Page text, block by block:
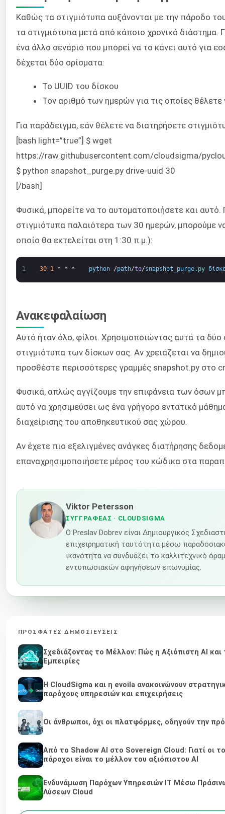
Καθώς τα στιγμιότυπα αυξάνονται με την πάροδο
τα στιγμιότυπα μετά από κάποιο χρονικό διάστημα.
ένα άλλο σενάριο που μπορεί να το κάνει αυτό για
δέχεται δύο ορίσματα:
Το UUID του δίσκου
Τον αριθμό των ημερών για τις οποίες
Για παράδειγμα, εάν θέλετε να διατηρήσετε
[bash light=”true”] $ wget
https://raw.githubusercontent.com/cloudsigma/
$ python snapshot_purge.py drive-uuid 30
[/bash]
Φυσικά, μπορείτε να το αυτοματοποιήσετε και
στιγμιότυπα παλαιότερα των 30 ημερών, μπορούμε
οποίο θα εκτελείται στη 1:30 π.μ.):
1 30 1 * * * python /path/to/snapshot_purge. py
Ανακεφαλαίωση
Αυτό ήταν όλο, φίλοι. Χρησιμοποιώντας αυτά τα
στιγμιότυπα των δίσκων σας. Αν χρειάζεται να
προσθέστε περισσότερες γραμμές snapshot.py στο
Φυσικά, απλώς αγγίζουμε την επιφάνεια των όσων
αυτό να χρησιμεύσει ως ένα γρήγορο εντατικό
διαχείρισης του αποθηκευτικού σας χώρου.
Αν έχετε πιο εξελιγμένες ανάγκες διατήρησης
επαναχρησιμοποιήσετε μέρος του κώδικα στα
Viktor Petersson
ΣΥΓΓΡΑΦΈΑΣ · CLOUDSIGMA
Ο Preslav Dobrev είναι Δημιουργικός
επιχειρηματική ταυτότητα μέσω
ικανότητα να συνδυάζει το καλλιτεχνικό
εντυπωσιακών αφηγήσεων επωνυμίας.
ΠΡΌΣΦΑΤΕΣ ΔΗΜΟΣΙΕΎΣΕΙΣ
Σχεδιάζοντας το Μέλλον: Πώς η Αξιόπιστη AI
Εμπειρίες
Η CloudSigma και η evoila ανακοινώνουν
παρόχους υπηρεσιών και επιχειρήσεις
Οι άνθρωποι, όχι οι πλατφόρμες, οδηγούν την
Από το Shadow AI στο Sovereign Cloud: Γιατί οι
πάροχοι είναι το μέλλον του αξιόπιστου AI
Ενδυνάμωση Παρόχων Υπηρεσιών IT Μέσω
Λύσεων Cloud